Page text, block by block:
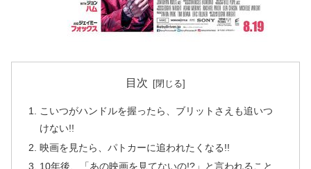
目次
こいつがハンドルを握ったら、ブリットさえも追いつ
けない!!
映画を見たら、パトカーに追われたくなる!!
10年後、「あの映画を見てないの!?」と言われること